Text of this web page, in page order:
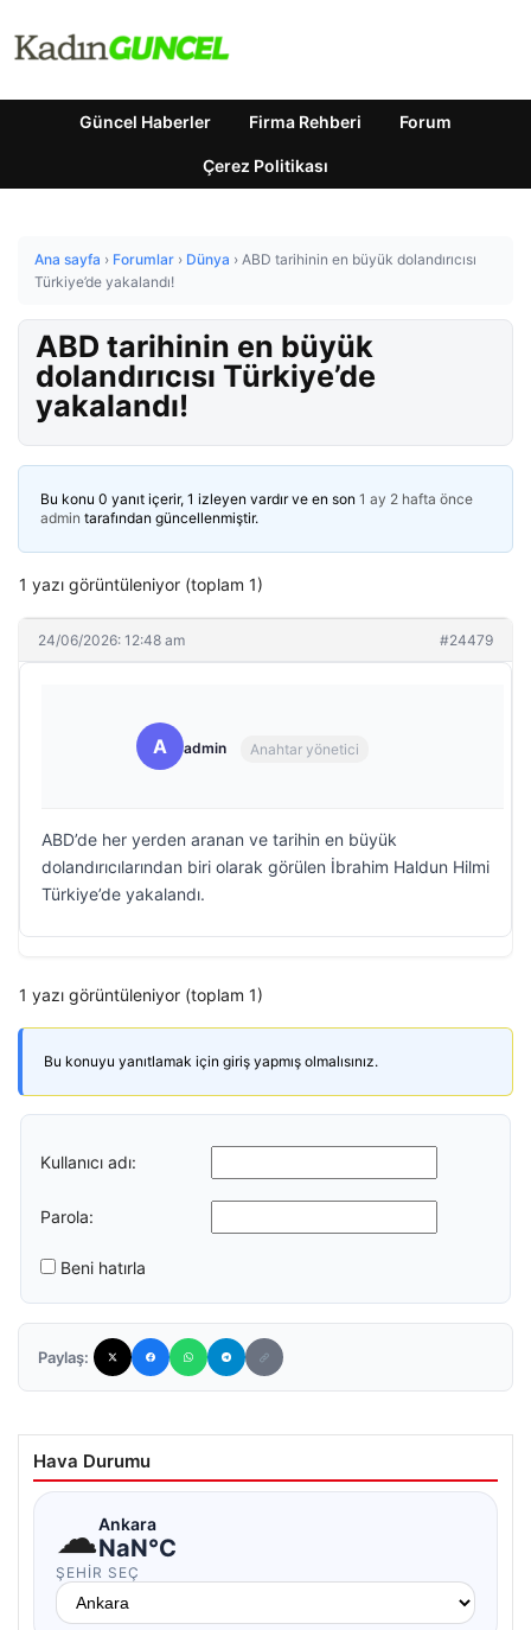
Güncel Haberler Firma Rehberi Forum
Çerez Politikası
Ana sayfa › Forumlar › Dünya › ABD tarihinin en büyük dolandırıcısı
Türkiye’de yakalandı!
ABD tarihinin en büyük
dolandırıcısı Türkiye’de
yakalandı!
Bu konu 0 yanıt içerir, 1 izleyen vardır ve en son 1 ay 2 hafta önce
admin tarafından güncellenmiştir.
1 yazı görüntüleniyor (toplam 1)
24/06/2026: 12:48 am #24479
A admin Anahtar yönetici
ABD’de her yerden aranan ve tarihin en büyük
dolandırıcılarından biri olarak görülen İbrahim Haldun Hilmi
Türkiye’de yakalandı.
1 yazı görüntüleniyor (toplam 1)
Bu konuyu yanıtlamak için giriş yapmış olmalısınız.
Kullanıcı adı:
Parola:
Beni hatırla
Paylaş:
Hava Durumu
☁Ankara
NaN°C
ŞEHIR SEÇ